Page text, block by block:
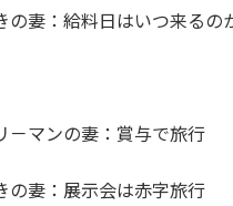
妻：給料日はいつ来るの
－マンの妻：賞与で旅行
の妻：展示会は赤字旅行